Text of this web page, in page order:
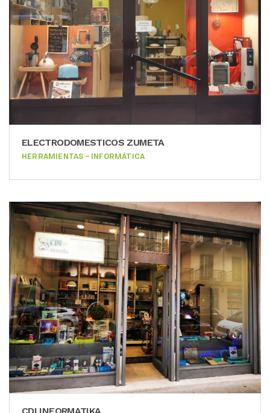
ELECTRODOMESTICOS ZUMETA
HERRAMIENTAS – INFORMÁTICA